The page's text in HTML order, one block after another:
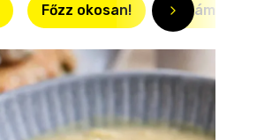
Főzz okosan! Villámgyors